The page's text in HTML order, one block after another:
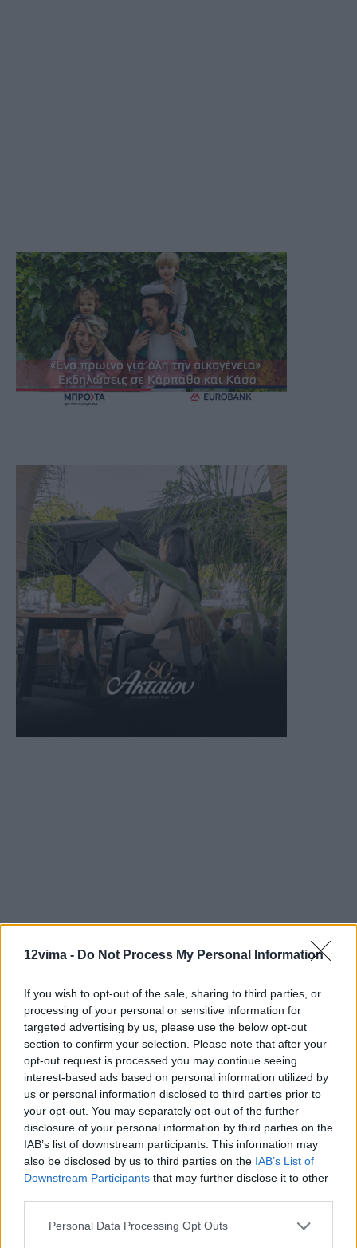
12vima - Do Not Process My Personal Information
If you wish to opt-out of the sale, sharing to third parties, or
processing of your personal or sensitive information for
targeted advertising by us, please use the below opt-out
section to confirm your selection. Please note that after your
opt-out request is processed you may continue seeing
interest-based ads based on personal information utilized by
us or personal information disclosed to third parties prior to
your opt-out. You may separately opt-out of the further
disclosure of your personal information by third parties on the
IAB’s list of downstream participants. This information may
also be disclosed by us to third parties on the IAB’s List of
Downstream Participants that may further disclose it to other
Personal Data Processing Opt Outs